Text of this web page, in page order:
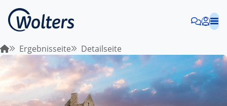
Ergebnisseite Detailseite